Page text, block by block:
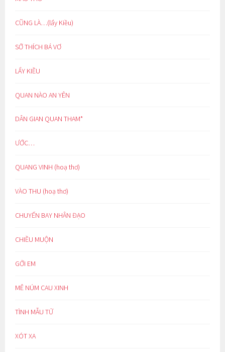
CŨNG LÀ…(lẩy Kiều)
SỞ THÍCH BÁ VƠ
LẨY KIỀU
QUAN NÀO AN YÊN
DÂN GIAN QUAN THAM*
ƯỚC…
QUANG VINH (hoạ thơ)
VÀO THU (hoạ thơ)
CHUYẾN BAY NHÂN ĐẠO
CHIỀU MUỘN
GỞI EM
MÊ NÚM CAU XINH
TÌNH MẪU TỬ
XÓT XA